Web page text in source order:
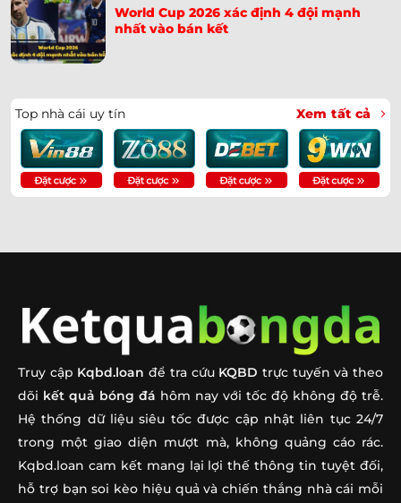
21/06: Chốt Kèo
➤ Hàn Quốc Bị Drone Trinh Thám Tại World Cup 2026:
Quân Đội Can Thiệp
➤
Messi Lập Hat-Trick Lịch Sử Tại World Cup 2026 | 16
Bàn
➤ Soi Kèo CH Séc Vs Nam Phi 23h00 Ngày 18/06 | Chốt
Tỷ Số
➤
Soi Kèo Pháp Vs Senegal 02h00 Ngày 17/06: Dự Đoán
➤
Soi Kèo Hà Lan Vs Nhật Bản 03h00 Ngày 15/06 – Chốt
Kèo
➤ Soi Kèo Đức Vs Curacao 00h00 Ngày 15/06: Nhận Định
➤ Soi Kèo Haiti Vs Scotland 08h00 Ngày 14/06: Nhận
World Cup 2026 xác định 4 đội mạnh
nhất vào bán kết
Top nhà cái uy tín Xem tất cả
Truy cập Kqbd.loan để tra cứu KQBD trực tuyến và theo
dõi kết quả bóng đá hôm nay với tốc độ không độ trễ.
Hệ thống dữ liệu siêu tốc được cập nhật liên tục 24/7
trong một giao diện mượt mà, không quảng cáo rác.
Kqbd.loan cam kết mang lại lợi thế thông tin tuyệt đối,
hỗ trợ bạn soi kèo hiệu quả và chiến thắng nhà cái mỗi